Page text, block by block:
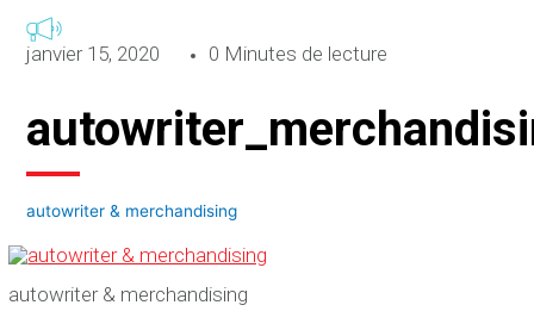
janvier 15, 2020 0 Minutes de lecture
autowriter & merchandising
autowriter & merchandising